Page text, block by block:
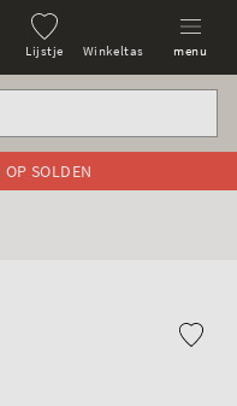
Lijstje Winkeltas menu
SOLDEN